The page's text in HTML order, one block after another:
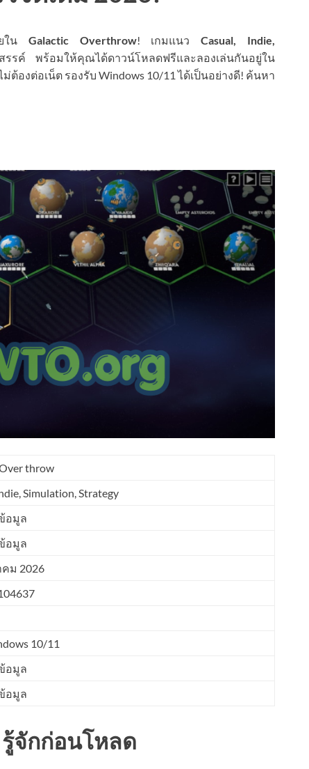
ใน Galactic Overthrow! เกมแนวCasual, Indie,
รค์ พร้อมให้คุณได้ดาวน์โหลดฟรีและลองเล่นกันอยู่ใน
งต่อเน็ต รองรับ Windows 10/11 ได้เป็นอย่างดี! ค้นหา
throw
Simulation, Strategy
อมูล
อมูล
ม 2026
10/11
อมูล
อมูล
รู้จักก่อนโหลด